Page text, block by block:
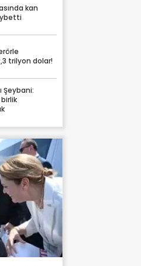
kan
trilyon dolar!
Şeybani:
birlik